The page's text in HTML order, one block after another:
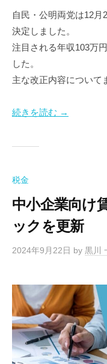
自民・公明両党は12
決定しました。
注目される年収103万
した。
主な改正内容について
続きを読む →
税金
中小企業向け
ックを更新
2024年9月22日 by 黒川